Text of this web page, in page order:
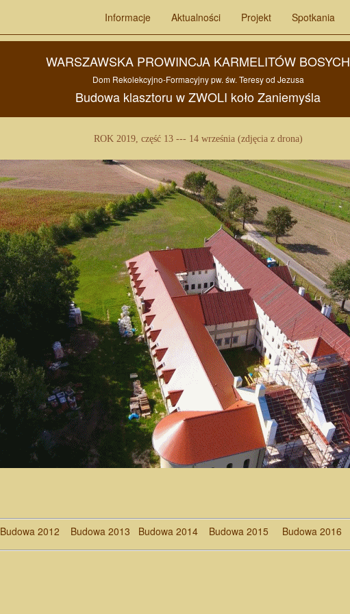
Informacje Aktualności Projekt Spotkania
WARSZAWSKA PROWINCJA KARMELITÓW BOSYCH
Dom Rekolekcyjno-Formacyjny pw. św. Teresy od Jezusa
Budowa klasztoru wZWOLI kołoZaniemyśla
ROK 2019, część 13 --- 14 września (zdjęcia z drona)
Budowa 2012 Budowa 2013 Budowa 2014 Budowa 2015 Budowa 2016